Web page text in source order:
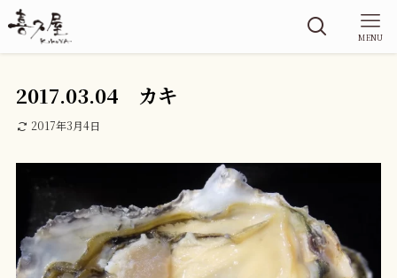
MENU
2017.03.04 カキ
2017年3月4日